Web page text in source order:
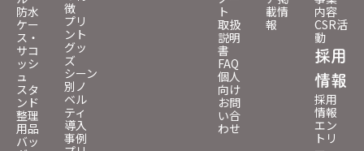
防水
ケー
ス・
サコ
ッシ
ュ
スタ
ンド
整理
用品
バッ
徴
プリ
ント
グッ
ズ
シーン
別ノ
ベル
ティ
導入
事例
ト
取扱
説明
書
FAQ
個人
向け
お問
い合
わせ
載情
報
内容
CSR活
動
採用
情報
採用
情報
エン
トリ